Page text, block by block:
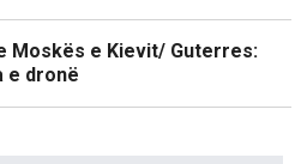
Moskës e Kievit/ Guterres:
e dronë